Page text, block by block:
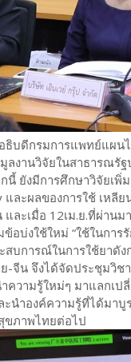
บดีกรมการแพทย์แผน
ลงานวิจัยในสาธารณ
ยังมีการศึกษาวิจัยเพิ่
ละผลของการใช้ เหลี
ละเมื่อ 12เม.ย.ที่ผ่าน
อบ่งใช้ใหม่ “ใช้ในกา
สบการณ์ในการใช้ยา
-จีน จึงได้จัดประชุมวิช
วามรู้ใหม่ๆ มาแลกเป
นำองค์ความรู้ที่ได้มา
ขภาพไทยต่อไป